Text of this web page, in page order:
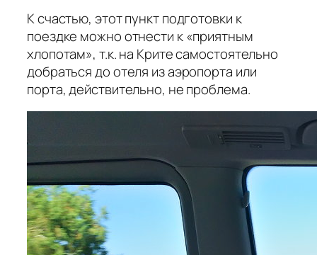
К счастью, этот пункт подготовки к
поездке можно отнести к «приятным
хлопотам», т.к. на Крите самостоятельно
добраться до отеля из аэропорта или
порта, действительно, не проблема.